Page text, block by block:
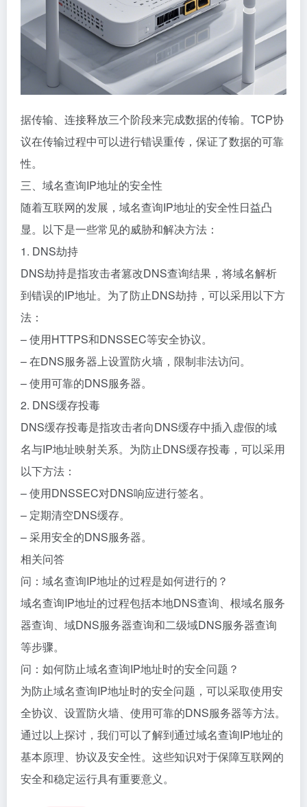
据传输、连接释放三个阶段来完成数据的传输。TCP协
议在传输过程中可以进行错误重传，保证了数据的可靠
性。
三、域名查询IP地址的安全性
随着互联网的发展，域名查询IP地址的安全性日益凸
显。以下是一些常见的威胁和解决方法：
1. DNS劫持
DNS劫持是指攻击者篡改DNS查询结果，将域名解析
到错误的IP地址。为了防止DNS劫持，可以采用以下方
法：
– 使用HTTPS和DNSSEC等安全协议。
– 在DNS服务器上设置防火墙，限制非法访问。
– 使用可靠的DNS服务器。
2. DNS缓存投毒
DNS缓存投毒是指攻击者向DNS缓存中插入虚假的域
名与IP地址映射关系。为防止DNS缓存投毒，可以采用
以下方法：
– 使用DNSSEC对DNS响应进行签名。
– 定期清空DNS缓存。
– 采用安全的DNS服务器。
相关问答
问：域名查询IP地址的过程是如何进行的？
域名查询IP地址的过程包括本地DNS查询、根域名服务
器查询、域DNS服务器查询和二级域DNS服务器查询
等步骤。
问：如何防止域名查询IP地址时的安全问题？
为防止域名查询IP地址时的安全问题，可以采取使用安
全协议、设置防火墙、使用可靠的DNS服务器等方法。
通过以上探讨，我们可以了解到通过域名查询IP地址的
基本原理、协议及安全性。这些知识对于保障互联网的
安全和稳定运行具有重要意义。